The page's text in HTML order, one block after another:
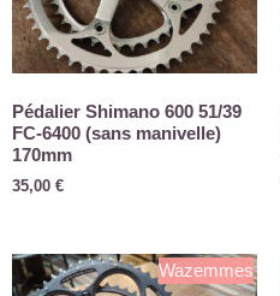
Pédalier Shimano 600 51/39
FC-6400 (sans manivelle)
170mm
35,00 €
Wazemmes